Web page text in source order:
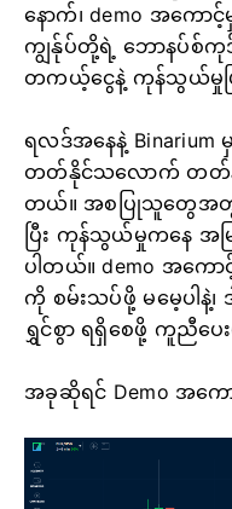
နောက်၊ demo အကေ
ကျွန်ုပ်တို့ရဲ့ ဘောနပ်စ်ကုဒ်
တကယ့်ငွေနဲ့ ကုန်သွယ်မှုပ
ရလဒ်အနေနဲ့ Binarium
တတ်နိုင်သလောက် တတ်နို
တယ်။ အစပြုသူတွေအတွ
ပြီး ကုန်သွယ်မှုကနေ အမ
ပါတယ်။ demo အကော
ကို စမ်းသပ်ဖို့ မမေ့ပါနဲ့
ရွှင်စွာ ရရှိစေဖို့ ကူညီပေ
အခုဆိုရင် Demo အကော